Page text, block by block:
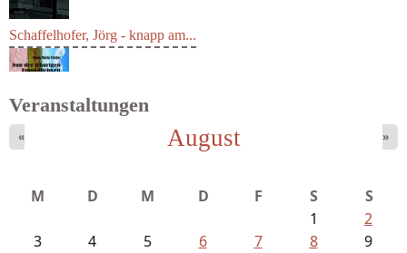
Schaffelhofer, Jörg - knapp am...
Veranstaltungen
August
« »
M D M D F S
S
1
2
3
4 5 6 7 8
9